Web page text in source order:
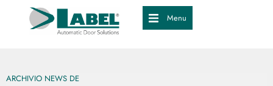
Menu
ARCHIVIO NEWS DE